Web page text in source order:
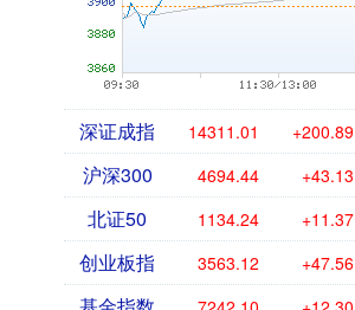
深证成指 14311.01 +200.89
沪深300 4694.44 +43.13
北证50 1134.24 +11.37
创业板指 3563.12 +47.56